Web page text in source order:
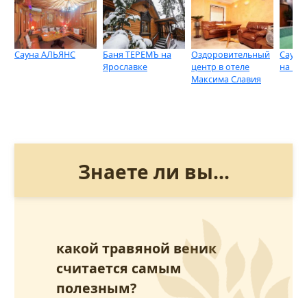
Сауна АЛЬЯНС
Баня ТЕРЕМЪ на
Ярославке
Оздоровительный
центр в отеле
Максима Славия
на
Знаете ли вы...
какой травяной веник
считается самым
полезным?